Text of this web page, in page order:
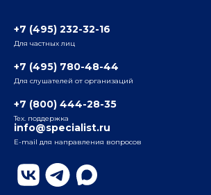
Радио
ул. Радио, д.24, корпус 1, 2-й подъезд,
ул. Воронцовская, д. 35Б, корп.2, 5-й
Бауманский
ул. Бауманская, д. 6, стр. 2, бизнес-
Плаза», 4-й этаж
+7 (495) 232-32-16
Для частных лиц
+7 (495) 780-48-44
Для слушателей от организаций
+7 (800) 444-28-35
Тех. поддержка
info@specialist.ru
E-mail для направления вопросов